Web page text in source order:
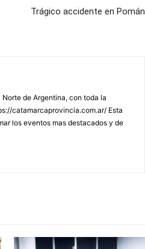
Trágico accidente en Pomán
de Argentina, con toda la
catamarcaprovincia.com.ar/ Esta
los eventos mas destacados y de